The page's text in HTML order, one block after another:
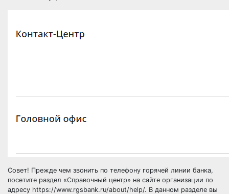
Совет! Прежде чем звонить по телефону горячей линии банка,
посетите раздел «Справочный центр» на сайте организации по
адресу https://www.rgsbank.ru/about/help/. В данном разделе вы